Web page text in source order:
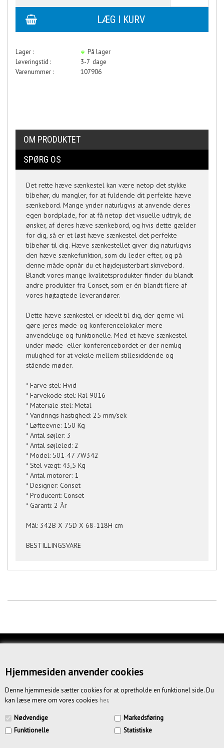
Hjemmesiden anvender cookies
Denne hjemmeside sætter cookies for at opretholde en funktionel side. Du
kan læse mere om vores cookies her.
Nødvendige
Markedsføring
Funktionelle
Statistiske
Lager :
På lager
Leveringstid :
3-7 dage
Varenummer :
107906
OM PRODUKTET
SPØRG OS
Det rette hæve sænkestel kan være netop det stykke
tilbehør, du mangler, for at fuldende dit perfekte hæve
sænkebord. Mange ynder naturligvis at anvende deres
egen bordplade, for at få netop det visuelle udtryk, de
ønsker, af deres hæve sænkebord, og hvis dette gælder
for dig, så er et løst hæve sænkestel det perfekte
tilbehør til dig. Hæve sænkestellet giver dig naturligvis
den hæve sænkefunktion, som du leder efter, og på
denne måde opnår du et højdejusterbart skrivebord.
Blandt vores mange kvalitetsprodukter finder du blandt
andre produkter fra Conset, som er én blandt flere af
vores højtagtede leverandører.
Dette hæve sænkestel er ideelt til dig, der gerne vil
gøre jeres møde-og konferencelokaler mere
anvendelige og funktionelle. Med et hæve sænkestel
under møde- eller konferencebordet er der nemlig
mulighed for at veksle mellem stillesiddende og
stående møder.
* Farve stel: Hvid
* Farvekode stel: Ral 9016
* Materiale stel: Metal
* Vandrings hastighed: 25 mm/sek
* Løfteevne: 150 Kg
* Antal søjler: 3
* Antal søjleled: 2
* Model: 501-47 7W342
* Stel vægt: 43,5 Kg
* Antal motorer: 1
* Designer: Conset
* Producent: Conset
* Garanti: 2 År
Mål: 342B X 75D X 68-118H cm
BESTILLINGSVARE
OM OS
BETINGELSER